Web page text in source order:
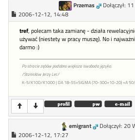
Przemas
Dołączył:
2006-12-12, 14:48
tref, polecam taka zamianę - działa
używać (niestety w pracy muszę). No i
darmo :)
Po stracie zębów podobno większa swoboda języka.
/Stanisław Jerzy Lec/
K-5/K10D/K1000 | DA 18-55+SIGMA (70-300+10-20) +A
emigrant
Dołączył: 20
2006-12-12, 17:27